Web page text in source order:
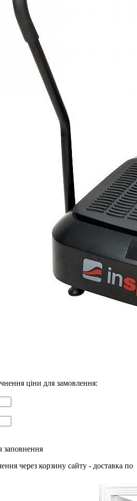
ціни для замовлення:
заповнення
через корзину сайту - доставка по